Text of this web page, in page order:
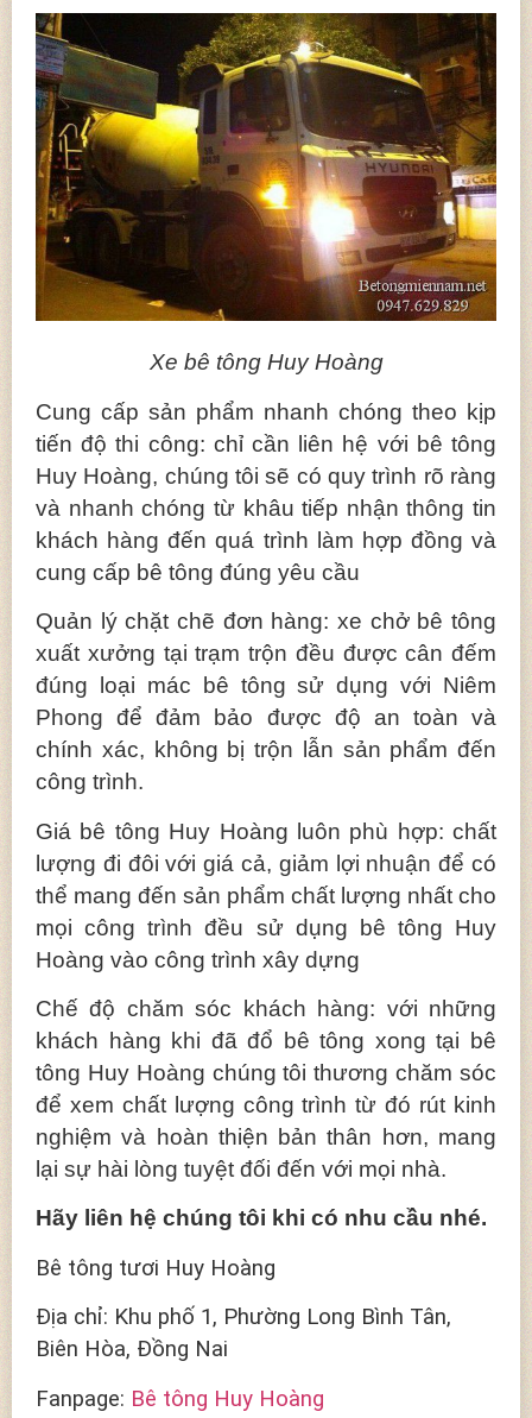
Xe bê tông Huy Hoàng
Cung cấp sản phẩm nhanh chóng theo kịp
tiến độ thi công: chỉ cần liên hệ với bê tông
Huy Hoàng, chúng tôi sẽ có quy trình rõ ràng
và nhanh chóng từ khâu tiếp nhận thông tin
khách hàng đến quá trình làm hợp đồng và
cung cấp bê tông đúng yêu cầu
Quản lý chặt chẽ đơn hàng: xe chở bê tông
xuất xưởng tại trạm trộn đều được cân đếm
đúng loại mác bê tông sử dụng với Niêm
Phong để đảm bảo được độ an toàn và
chính xác, không bị trộn lẫn sản phẩm đến
công trình.
Giá bê tông Huy Hoàng luôn phù hợp: chất
lượng đi đôi với giá cả, giảm lợi nhuận để có
thể mang đến sản phẩm chất lượng nhất cho
mọi công trình đều sử dụng bê tông Huy
Hoàng vào công trình xây dựng
Chế độ chăm sóc khách hàng: với những
khách hàng khi đã đổ bê tông xong tại bê
tông Huy Hoàng chúng tôi thương chăm sóc
để xem chất lượng công trình từ đó rút kinh
nghiệm và hoàn thiện bản thân hơn, mang
lại sự hài lòng tuyệt đối đến với mọi nhà.
Hãy liên hệ chúng tôi khi có nhu cầu nhé.
Bê tông tươi Huy Hoàng
Địa chỉ: Khu phố 1, Phường Long Bình Tân,
Biên Hòa, Đồng Nai
Fanpage: Bê tông Huy Hoàng